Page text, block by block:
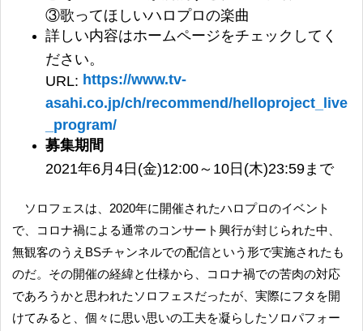
③歌ってほしいハロプロの楽曲
詳しい内容はホームページをチェックしてく
ださい。
URL: https://www.tv-
asahi.co.jp/ch/recommend/helloproject_live
_program/
募集期間
2021年6月4日(金)12:00～10日(木)23:59まで
ソロフェスは、2020年に開催されたハロプロのイベント
で、コロナ禍による通常のコンサート興行が封じられた中、
無観客のうえBSチャンネルでの配信という形で実施されたも
のだ。その開催の経緯と仕様から、コロナ禍での苦肉の対応
であろうかと思われたソロフェスだったが、実際にフタを開
けてみると、個々に思い思いの工夫を凝らしたソロパフォー